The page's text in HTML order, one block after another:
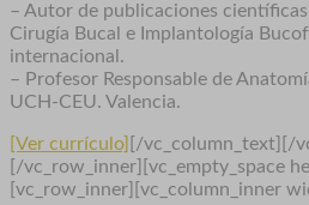
– Autor de publicaciones
Cirugía Bucal e Implantología
internacional.
– Profesor Responsable de
UCH-CEU. Valencia.
[Ver currículo]
[/vc_column_text][/
[/vc_row_inner][vc_empty_space
[vc_row_inner][vc_column_inner